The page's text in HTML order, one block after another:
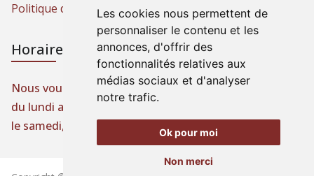
Les cookies nous permettent de
personnaliser le contenu et les
annonces, d'offrir des
fonctionnalités relatives aux
médias sociaux et d'analyser
notre trafic.
Ok pour moi
Non merci
Politique de protection des données
Horaires d'ouverture
Nous vous accueillons toute l’année,
du lundi au vendredi, de 9 h à 19 h,
le samedi, de 9 h à 13 h et sur rendez-vous.